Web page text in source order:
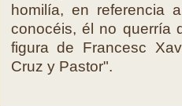
homilía, en referencia
conocéis, él no querría
figura de Francesc
Cruz y Pastor".